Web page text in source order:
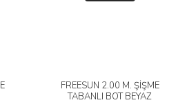
FREESUN 2.00 M. ŞİŞME
TABANLI BOT BEYAZ